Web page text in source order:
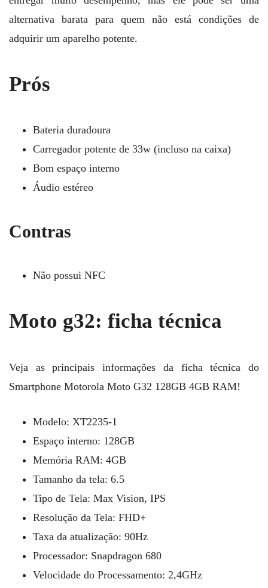
alternativa barata para quem não está condições de
adquirir um aparelho potente.
Prós
Bateria duradoura
Carregador potente de 33w (incluso na caixa)
Bom espaço interno
Áudio estéreo
Contras
Não possui NFC
Moto g32: ficha técnica
Veja as principais informações da ficha técnica do
Smartphone Motorola Moto G32 128GB 4GB RAM!
Modelo: ‎XT2235-1
Espaço interno: 128GB
Memória RAM: 4GB
Tamanho da tela: 6.5
Tipo de Tela: Max Vision, IPS
Resolução da Tela: FHD+
Taxa da atualização: 90Hz
Processador: Snapdragon 680
Velocidade do Processamento: 2,4GHz